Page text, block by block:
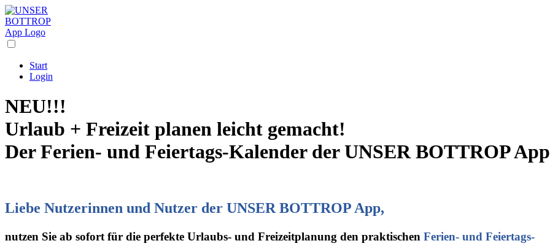
Start
Login
NEU!!!
Urlaub + Freizeit planen leicht gemacht!
DerFerien- und Feiertags-Kalenderder UNSER BOTTROP App
Liebe Nutzerinnen und Nutzer der UNSER BOTTROP App,
nutzen Sie ab sofort für die perfekte Urlaubs- und Freizeitplanung den praktischen Ferien- und Feiertags-